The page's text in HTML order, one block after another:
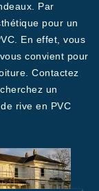
Par
pour un
En effet, vous
convient pour
Contactez
un
rive en PVC